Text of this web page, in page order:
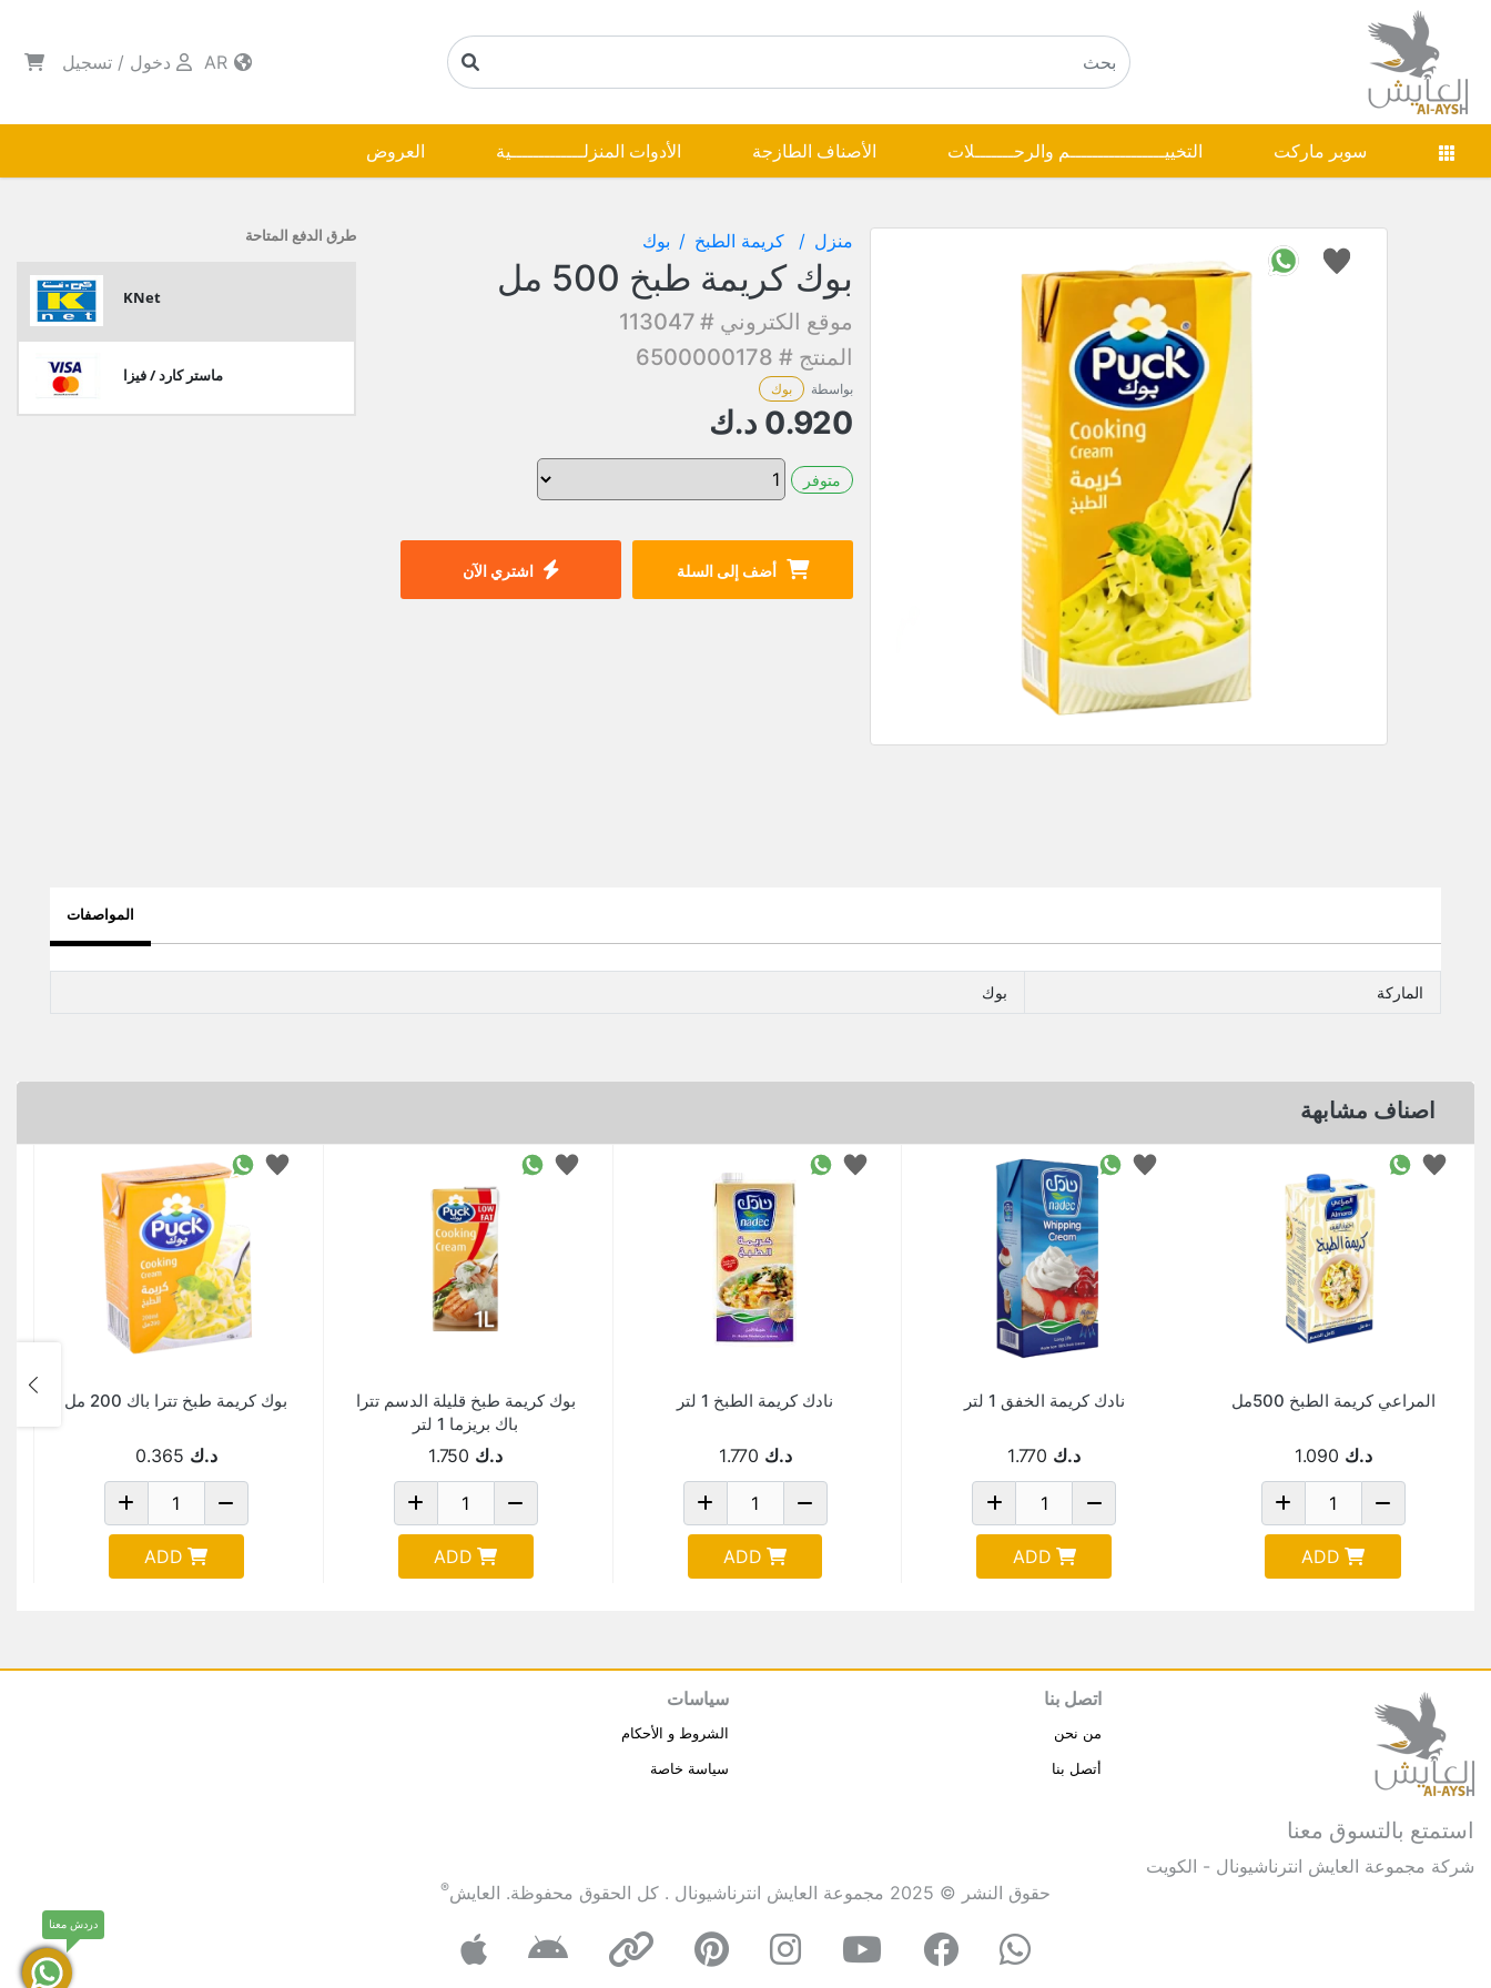
دخول / تسجيل
سوبر ماركت التخييـــــــــــــــــم والرحـــــــلات الأصناف الطازجة الأدوات المنزلـــــــــــــية العروض
منزل كريمة الطبخ بوك
بوك كريمة طبخ 500 مل
موقع الكتروني # 113047
المنتج # 6500000178
بواسطة بوك
0.920 د.ك
متوفر
أضف إلى السلة اشتري الآن
طرق الدفع المتاحة
KNet
ماستر كارد / فيزا
المواصفات
الماركة بوك
اصناف مشابهة
المراعي كريمة الطبخ 500مل
د.ك 1.090
ADD
نادك كريمة الخفق 1 لتر
د.ك 1.770
ADD
نادك كريمة الطبخ 1 لتر
د.ك 1.770
ADD
بوك كريمة طبخ قليلة الدسم تترا
باك بريزما 1 لتر
د.ك 1.750
ADD
بوك كريمة طبخ تترا باك 200 مل
د.ك 0.365
ADD
استمتع بالتسوق معنا
شركة مجموعة العايش انترناشيونال - الكويت
اتصل بنا
من نحن
أتصل بنا
سياسات
الشروط و الأحكام
سياسة خاصة
حقوق النشر © 2025 مجموعة العايش انترناشيونال . كل الحقوق محفوظة. العايش®
دردش معنا